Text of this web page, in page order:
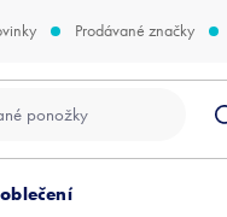
Prodávané značky